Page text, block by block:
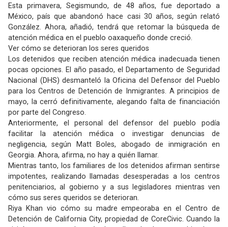
Esta primavera, Segismundo, de 48 años, fue deportado a
México, país que abandonó hace casi 30 años, según relató
González. Ahora, añadió, tendrá que retomar la búsqueda de
atención médica en el pueblo oaxaqueño donde creció.
Ver cómo se deterioran los seres queridos
Los detenidos que reciben atención médica inadecuada tienen
pocas opciones. El año pasado, el Departamento de Seguridad
Nacional (DHS) desmanteló la Oficina del Defensor del Pueblo
para los Centros de Detención de Inmigrantes. A principios de
mayo, la cerró definitivamente, alegando falta de financiación
por parte del Congreso.
Anteriormente, el personal del defensor del pueblo podía
facilitar la atención médica o investigar denuncias de
negligencia, según Matt Boles, abogado de inmigración en
Georgia. Ahora, afirma, no hay a quién llamar.
Mientras tanto, los familiares de los detenidos afirman sentirse
impotentes, realizando llamadas desesperadas a los centros
penitenciarios, al gobierno y a sus legisladores mientras ven
cómo sus seres queridos se deterioran.
Riya Khan vio cómo su madre empeoraba en el Centro de
Detención de California City, propiedad de CoreCivic. Cuando la